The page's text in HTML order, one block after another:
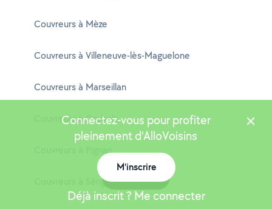
Couvreurs à Mèze
Couvreurs à Villeneuve-lès-Maguelone
Couvreurs à Marseillan
Couvreurs à Grabels
Couvreurs à Pignan
Couvreurs à Sérignan
Connectez-vous pour profiter
pleinement d'AlloVoisins
M'inscrire
Déjà inscrit ? Me connecter